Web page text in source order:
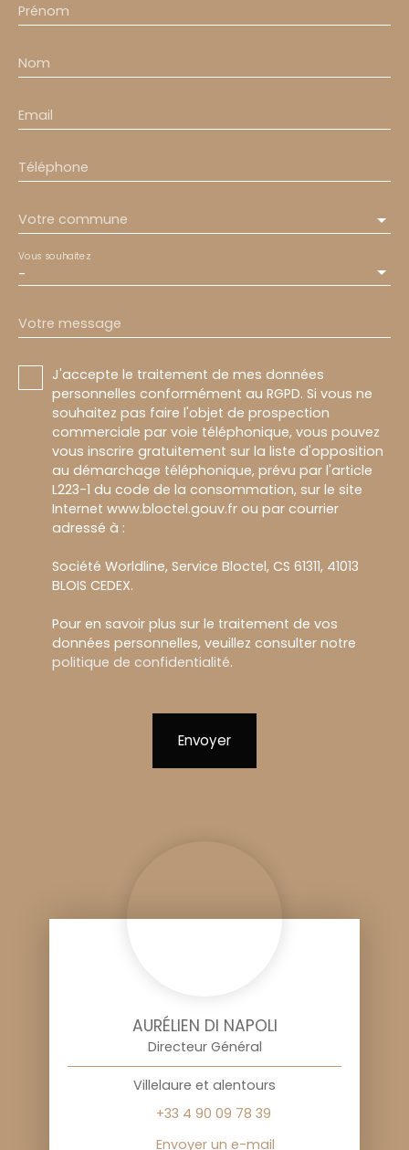
Prénom
Nom
Email
Téléphone
Votre commune
-
Vous souhaitez
Votre message
J'accepte le traitement de mes données
personnelles conformément au RGPD. Si vous ne
souhaitez pas faire l'objet de prospection
commerciale par voie téléphonique, vous pouvez
vous inscrire gratuitement sur la liste d'opposition
au démarchage téléphonique, prévu par l'article
L223-1 du code de la consommation, sur le site
Internet www.bloctel.gouv.fr ou par courrier
adressé à :
Société Worldline, Service Bloctel, CS 61311, 41013
BLOIS CEDEX.
Pour en savoir plus sur le traitement de vos
données personnelles, veuillez consulter notre
politique de confidentialité.
Envoyer
AURÉLIEN DI NAPOLI
Directeur Général
Villelaure et alentours
+33 4 90 09 78 39
Envoyer un e-mail